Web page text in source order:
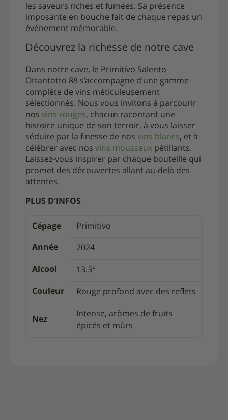
les saveurs riches et fumées. Sa présence
imposante en bouche fait de chaque repas un
événement mémorable.
Découvrez la richesse de notre cave
Dans notre cave, le Primitivo Salento
Ottantotto 88 s’accompagne d’une gamme
complète de vins méticuleusement
sélectionnés. Nous vous invitons à parcourir
nos vins rouges, chacun racontant une
histoire unique de son terroir, à vous laisser
séduire par la finesse de nos vins blancs, et à
célébrer avec nos vins mousseux pétillants.
Laissez-vous inspirer par chaque bouteille qui
promet des découvertes allant au-delà des
attentes.
PLUS D'INFOS
Cépage Primitivo
Année 2024
Alcool 13.3°
Couleur Rouge profond avec des reflets
Nez
Intense, arômes de fruits
épicés et mûrs